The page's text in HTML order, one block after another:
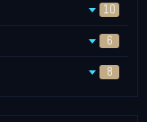
10
6
8